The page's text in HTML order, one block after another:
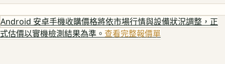
Android 安卓手機收購價格將依市場行情與設備狀況調整，正
式估價以實機檢測結果為準。 查看完整報價單